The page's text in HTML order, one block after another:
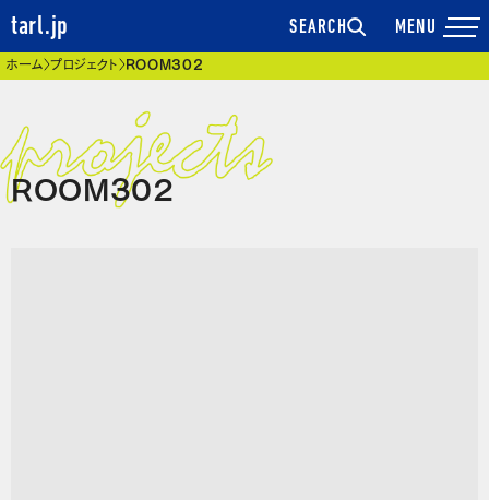
tarl.jp SEARCH
現在位置
ホーム プロジェクト ROOM302
ROOM302